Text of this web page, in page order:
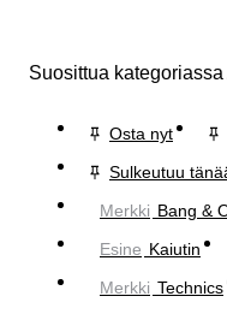
Suosittua
Osta nyt
Sulkeutuu
Merkki Bang &
Esine Kaiutin
Merkki Technics